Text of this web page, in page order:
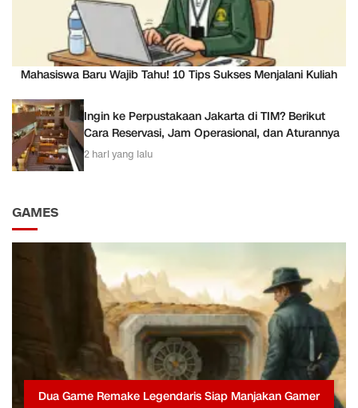
Mahasiswa Baru Wajib Tahu! 10 Tips Sukses Menjalani Kuliah
Ingin ke Perpustakaan Jakarta di TIM? Berikut
Cara Reservasi, Jam Operasional, dan Aturannya
2 hari yang lalu
GAMES
Dua Game Remake Legendaris Siap Manjakan Gamer